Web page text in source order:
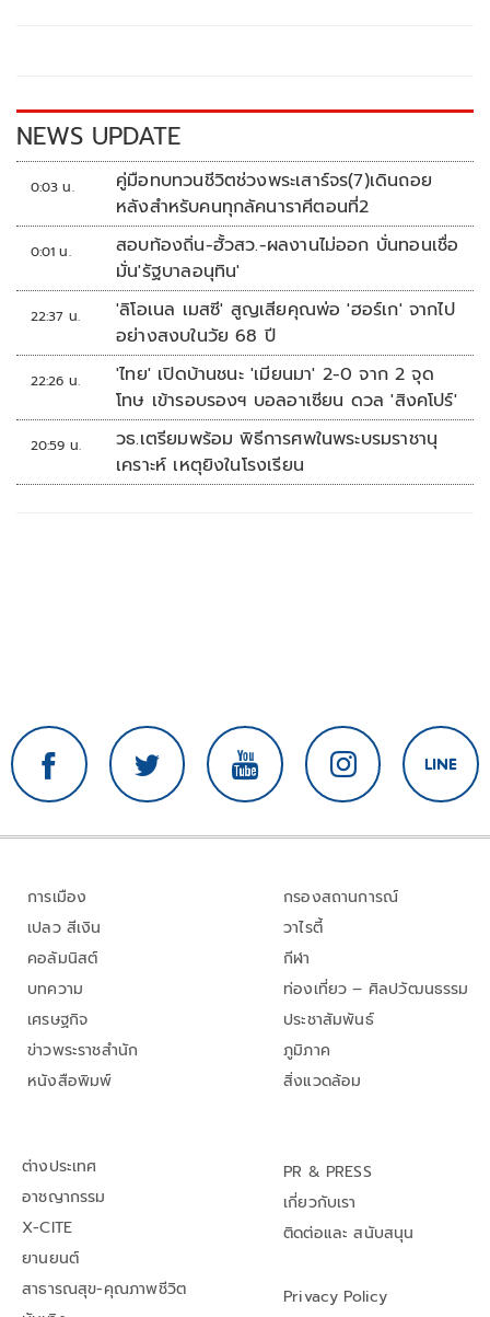
k k
NEWS UPDATE
0:03 น.
คู่มือทบทวนชีวิตช่วงพระเสาร์จร(7)เดินถอย
หลังสำหรับคนทุกลัคนาราศีตอนที่2
0:01 น.
สอบท้องถิ่น-ฮั้วสว.-ผลงานไม่ออก บั่นทอนเชื่อ
มั่น'รัฐบาลอนุทิน'
22:37 น.
'ลิโอเนล เมสซี' สูญเสียคุณพ่อ 'ฮอร์เก' จากไป
อย่างสงบในวัย 68 ปี
22:26 น.
'ไทย' เปิดบ้านชนะ 'เมียนมา' 2-0 จาก 2 จุด
โทษ เข้ารอบรองฯ บอลอาเซียน ดวล 'สิงคโปร์'
20:59 น.
วธ.เตรียมพร้อม พิธีการศพในพระบรมราชานุ
เคราะห์ เหตุยิงในโรงเรียน
การเมือง
เปลว สีเงิน
คอลัมนิสต์
บทความ
เศรษฐกิจ
ข่าวพระราชสำนัก
หนังสือพิมพ์
กรองสถานการณ์
วาไรตี้
กีฬา
ท่องเที่ยว – ศิลปวัฒนธรรม
ประชาสัมพันธ์
ภูมิภาค
สิ่งแวดล้อม
ต่างประเทศ
อาชญากรรม
X-CITE
ยานยนต์
สาธารณสุข-คุณภาพชีวิต
PR & PRESS
เกี่ยวกับเรา
ติดต่อและ สนับสนุน
Privacy Policy